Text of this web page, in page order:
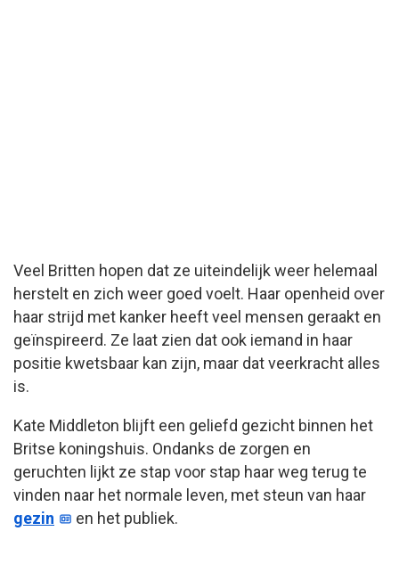
Veel Britten hopen dat ze uiteindelijk weer helemaal
herstelt en zich weer goed voelt. Haar openheid over
haar strijd met kanker heeft veel mensen geraakt en
geïnspireerd. Ze laat zien dat ook iemand in haar
positie kwetsbaar kan zijn, maar dat veerkracht alles
is.
Kate Middleton blijft een geliefd gezicht binnen het
Britse koningshuis. Ondanks de zorgen en
geruchten lijkt ze stap voor stap haar weg terug te
vinden naar het normale leven, met steun van haar
gezin
en het publiek.